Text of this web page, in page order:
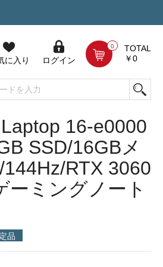
に入り ログイン
0
TOTAL
￥0
16-e0000
SSD/16GBメ
RTX 3060
ーミングノート
品